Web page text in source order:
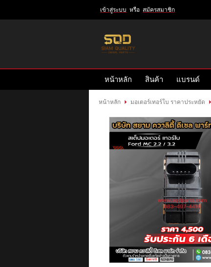
สมัคร
แบรนด์
เข้าสู่ระบบ หรือ สมัครสมาชิก
หน้าหลัก สินค้า แบรนด์
หน้าหลัก มอเตอร์เทอร์โบ ราคาประหยัด